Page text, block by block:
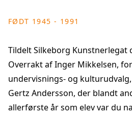
FØDT 1945 - 1991
Tildelt Silkeborg Kunstnerlegat
Overrakt af Inger Mikkelsen,
undervisnings- og
Gertz Andersson, der blandt
allerførste år som elev var du